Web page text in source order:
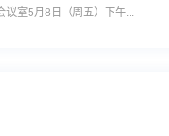
议室5月8日（周五）下午...